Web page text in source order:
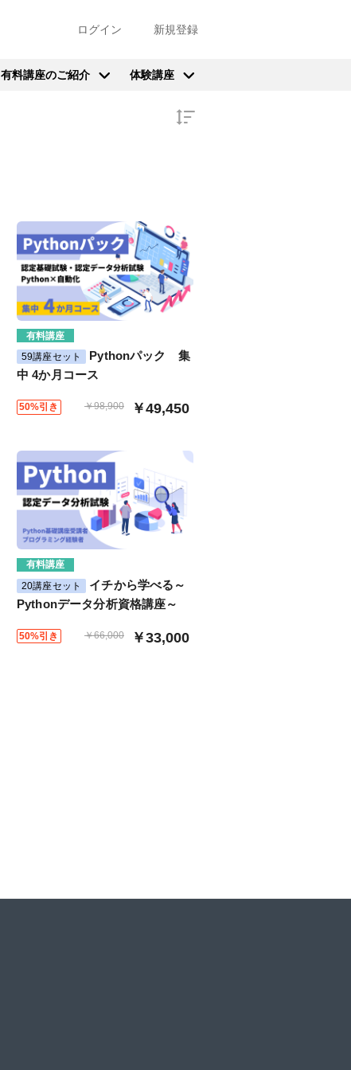
ログイン 新規登録
有料講座
59講座セット
Pythonパック 集
中 4か月コース
50%引き ￥49,450
￥98,900
有料講座
20講座セット
イチから学べる～
Pythonデータ分析資格講座～
50%引き ￥33,000
￥66,000
有料講座のご紹介 体験講座